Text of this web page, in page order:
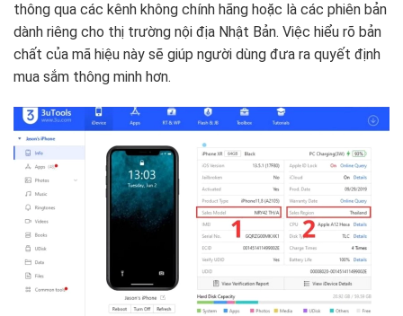
thông qua các kênh không chính hãng hoặc là các phiên bản
dành riêng cho thị trường nội địa Nhật Bản. Việc hiểu rõ bản
chất của mã hiệu này sẽ giúp người dùng đưa ra quyết định
mua sắm thông minh hơn.